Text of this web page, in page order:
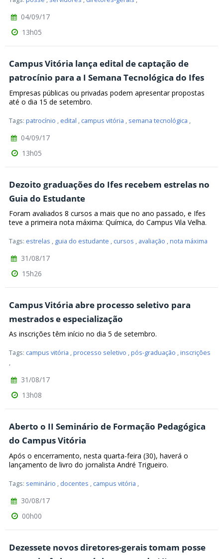
04/09/17
13h05
Campus Vitória lança edital de captação de
patrocínio para a I Semana Tecnológica do Ifes
Empresas públicas ou privadas podem apresentar propostas
até o dia 15 de setembro.
Tags: patrocínio , edital , campus vitória , semana tecnológica ,
04/09/17
13h05
Dezoito graduações do Ifes recebem estrelas no
Guia do Estudante
Foram avaliados 8 cursos a mais que no ano passado, e Ifes
teve a primeira nota máxima: Química, do Campus Vila Velha.
Tags: estrelas , guia do estudante , cursos , avaliação ,nota máxima
31/08/17
15h26
Campus Vitória abre processo seletivo para
mestrados e especialização
As inscrições têm início no dia 5 de setembro.
Tags: campus vitória ,processo seletivo ,pós-graduação ,inscrições
,
31/08/17
13h08
Aberto o II Seminário de Formação Pedagógica
do Campus Vitória
Após o encerramento, nesta quarta-feira (30), haverá o
lançamento de livro do jornalista André Trigueiro.
Tags: seminário , docentes , campus vitória ,
30/08/17
00h00
Dezessete novos diretores-gerais tomam posse